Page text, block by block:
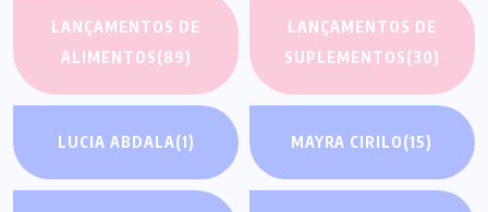
LANÇAMENTOS DE
ALIMENTOS(89)
LANÇAMENTOS DE
SUPLEMENTOS(30)
LUCIA ABDALA(1) MAYRA CIRILO(15)